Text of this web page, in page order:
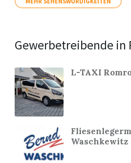
Gewerbetreibende in
L-TAXI
Waschkewitz